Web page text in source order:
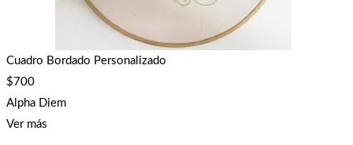
Cuadro Bordado Personalizado
$700
Alpha Diem
Ver más